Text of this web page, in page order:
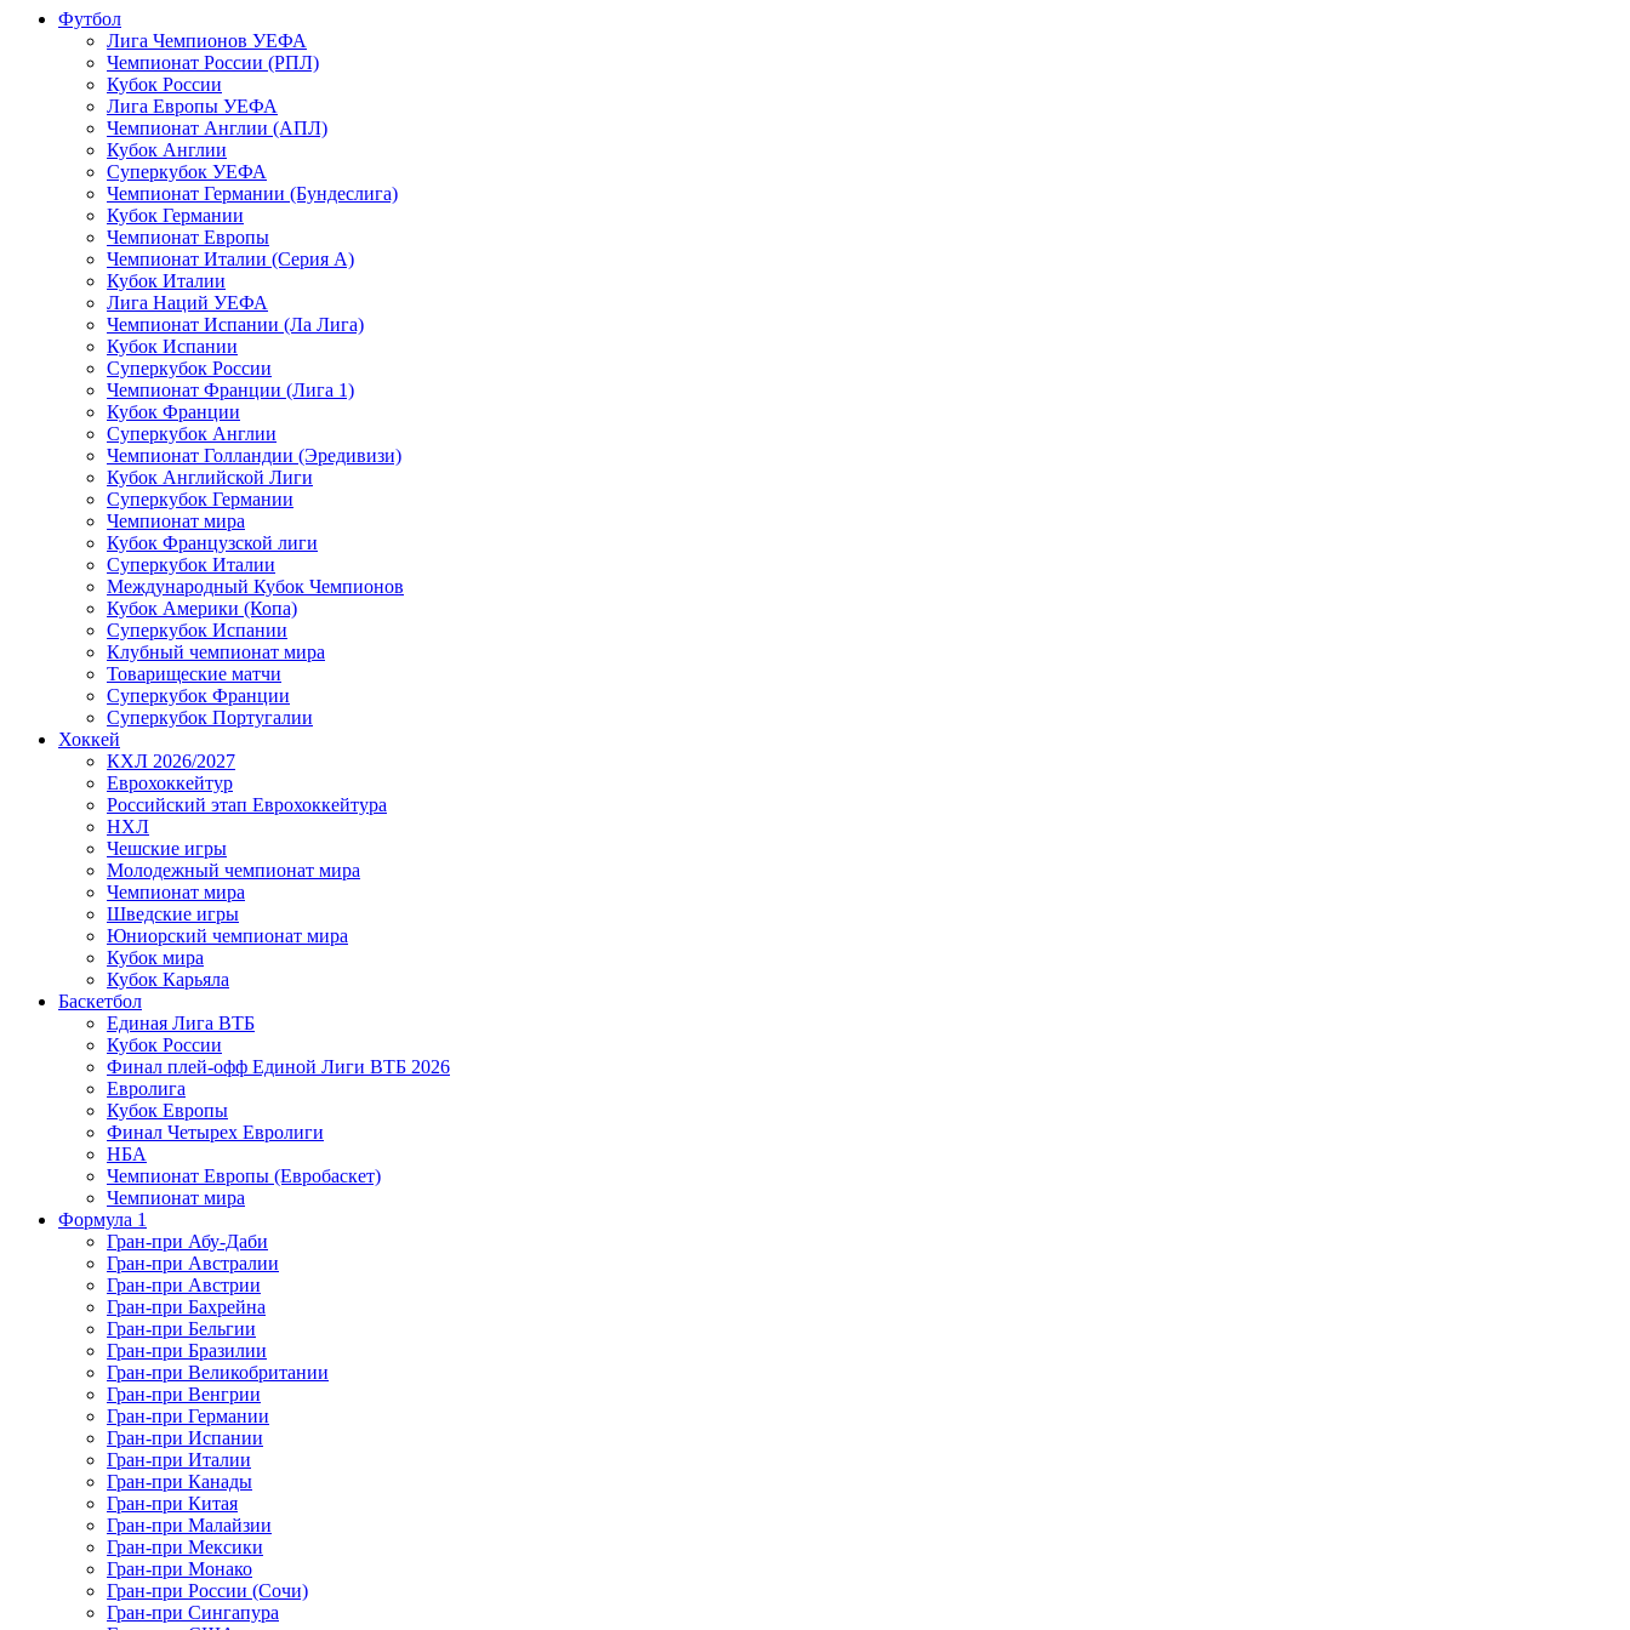
Футбол
Лига Чемпионов УЕФА
Чемпионат России (РПЛ)
Кубок России
Лига Европы УЕФА
Чемпионат Англии (АПЛ)
Кубок Англии
Суперкубок УЕФА
Чемпионат Германии (Бундеслига)
Кубок Германии
Чемпионат Европы
Чемпионат Италии (Серия А)
Кубок Италии
Лига Наций УЕФА
Чемпионат Испании (Ла Лига)
Кубок Испании
Суперкубок России
Чемпионат Франции (Лига 1)
Кубок Франции
Суперкубок Англии
Чемпионат Голландии (Эредивизи)
Кубок Английской Лиги
Суперкубок Германии
Чемпионат мира
Кубок Французской лиги
Суперкубок Италии
Международный Кубок Чемпионов
Кубок Америки (Копа)
Суперкубок Испании
Клубный чемпионат мира
Товарищеские матчи
Суперкубок Франции
Суперкубок Португалии
Хоккей
КХЛ 2026/2027
Еврохоккейтур
Российский этап Еврохоккейтура
НХЛ
Чешские игры
Молодежный чемпионат мира
Чемпионат мира
Шведские игры
Юниорский чемпионат мира
Кубок мира
Кубок Карьяла
Баскетбол
Единая Лига ВТБ
Кубок России
Финал плей-офф Единой Лиги ВТБ 2026
Евролига
Кубок Европы
Финал Четырех Евролиги
НБА
Чемпионат Европы (Евробаскет)
Чемпионат мира
Формула 1
Гран-при Абу-Даби
Гран-при Австралии
Гран-при Австрии
Гран-при Бахрейна
Гран-при Бельгии
Гран-при Бразилии
Гран-при Великобритании
Гран-при Венгрии
Гран-при Германии
Гран-при Испании
Гран-при Италии
Гран-при Канады
Гран-при Китая
Гран-при Малайзии
Гран-при Мексики
Гран-при Монако
Гран-при России (Сочи)
Гран-при Сингапура